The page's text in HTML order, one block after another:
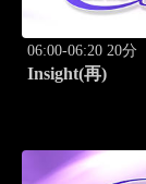
06:00-06:20 20分
Insight(再)